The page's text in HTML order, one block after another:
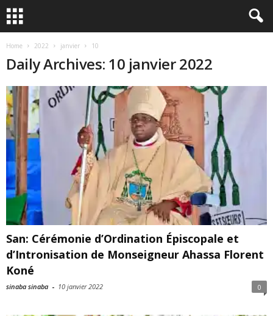
Home 2022 janvier 10
Daily Archives: 10 janvier 2022
San: Cérémonie d’Ordination Épiscopale et
d’Intronisation de Monseigneur Ahassa Florent
Koné
sinaba sinaba - 10 janvier 2022 0